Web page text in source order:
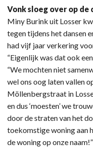
Vonk sloeg over op de
Miny Burink uit Losser
tegen tijdens het dansen
had vijf jaar verkering
“Eigenlijk was dat ook
“We mochten niet
wel ons oog laten vallen
Möllenbergstraat in
en dus ‘moesten’ we
door de straten van het
toekomstige woning aan
de woning op onze naam!”